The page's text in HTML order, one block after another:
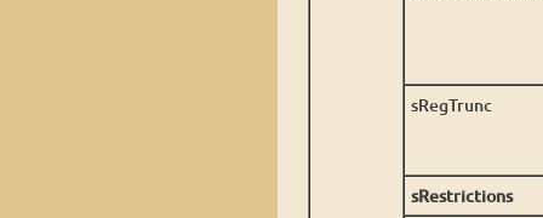
sRegTrunc
sRestrictions